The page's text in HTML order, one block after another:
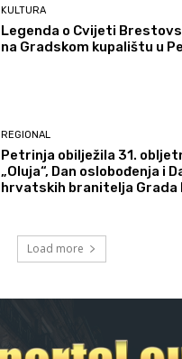
KULTURA
Legenda o Cvijeti
na Gradskom kupalištu u
REGIONAL
Petrinja obilježila 31.
„Oluja“, Dan oslobođenja i
hrvatskih branitelja Grada
Load more